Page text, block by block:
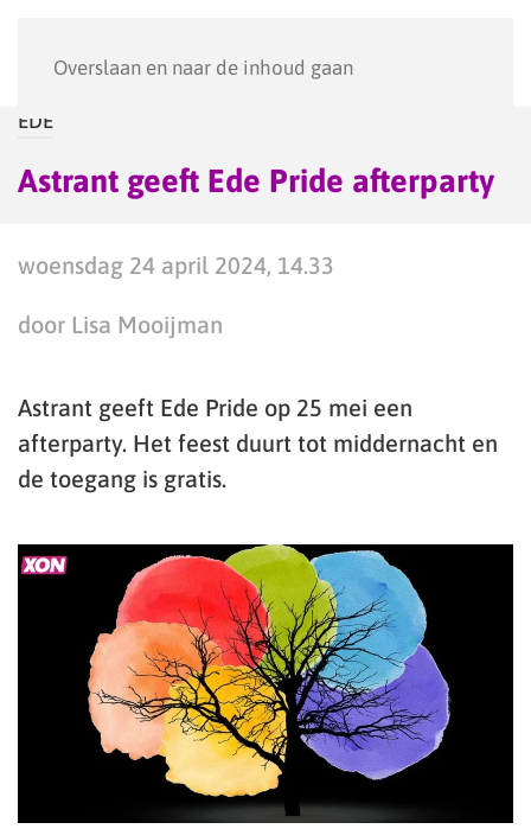
Overslaan en naar de inhoud gaan
EDE
Astrant geeft Ede Pride afterparty
woensdag 24 april 2024, 14.33
door Lisa Mooijman
Astrant geeft Ede Pride op 25 mei een
afterparty. Het feest duurt tot middernacht en
de toegang is gratis.